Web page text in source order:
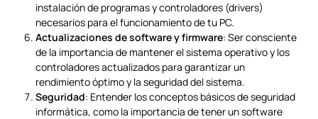
instalación de programas y controladores (drivers)
necesarios para el funcionamiento de tu PC.
Actualizaciones de software y firmware: Ser consciente
de la importancia de mantener el sistema operativo y los
controladores actualizados para garantizar un
rendimiento óptimo y la seguridad del sistema.
Seguridad: Entender los conceptos básicos de seguridad
informática, como la importancia de tener un software